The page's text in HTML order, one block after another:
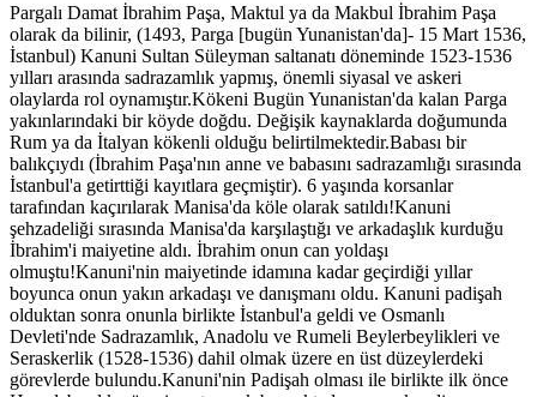
Pargalı Damat İbrahim Paşa, Maktul ya da Makbul İbrahim Paşa
olarak da bilinir, (1493, Parga [bugün Yunanistan'da]- 15 Mart 1536,
İstanbul) Kanuni Sultan Süleyman saltanatı döneminde 1523-1536
yılları arasında sadrazamlık yapmış, önemli siyasal ve askeri
olaylarda rol oynamıştır.Kökeni Bugün Yunanistan'da kalan Parga
yakınlarındaki bir köyde doğdu. Değişik kaynaklarda doğumunda
Rum ya da İtalyan kökenli olduğu belirtilmektedir.Babası bir
balıkçıydı (İbrahim Paşa'nın anne ve babasını sadrazamlığı sırasında
İstanbul'a getirttiği kayıtlara geçmiştir). 6 yaşında korsanlar
tarafından kaçırılarak Manisa'da köle olarak satıldı!Kanuni
şehzadeliği sırasında Manisa'da karşılaştığı ve arkadaşlık kurduğu
İbrahim'i maiyetine aldı. İbrahim onun can yoldaşı
olmuştu!Kanuni'nin maiyetinde idamına kadar geçirdiği yıllar
boyunca onun yakın arkadaşı ve danışmanı oldu. Kanuni padişah
olduktan sonra onunla birlikte İstanbul'a geldi ve Osmanlı
Devleti'nde Sadrazamlık, Anadolu ve Rumeli Beylerbeylikleri ve
Seraskerlik (1528-1536) dahil olmak üzere en üst düzeylerdeki
görevlerde bulundu.Kanuni'nin Padişah olması ile birlikte ilk önce